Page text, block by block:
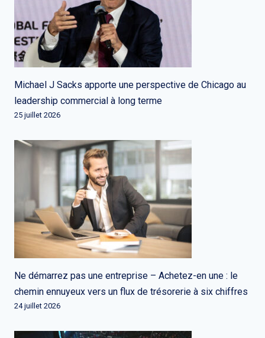
Michael J Sacks apporte une perspective de Chicago au
leadership commercial à long terme
25 juillet 2026
Ne démarrez pas une entreprise – Achetez-en une : le
chemin ennuyeux vers un flux de trésorerie à six chiffres
24 juillet 2026